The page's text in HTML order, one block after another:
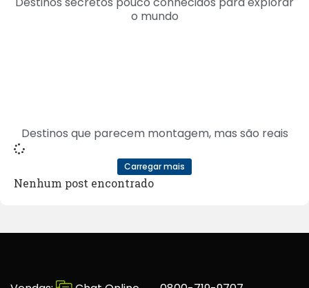
o mundo
Destinos que parecem montagem, mas são reais
Carregar mais
Nenhum post encontrado